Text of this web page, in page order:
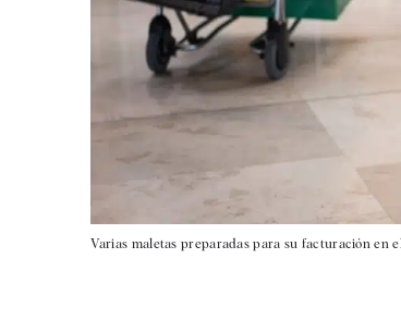
Varias maletas preparadas para su facturación en